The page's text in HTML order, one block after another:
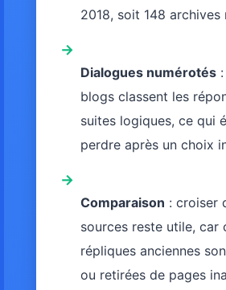
2018, soit 148 archives
→
Dialogues numérotés
blogs classent les
suites logiques, ce qui
perdre après un choix
→
Comparaison : croiser
sources reste utile, car
répliques anciennes
ou retirées de pages